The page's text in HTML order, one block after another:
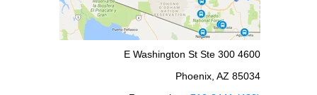
4600 E Washington St Ste 300
Phoenix, AZ 85034